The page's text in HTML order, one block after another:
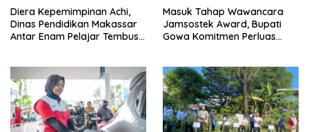
Diera Kepemimpinan Achi,
Dinas Pendidikan Makassar
Antar Enam Pelajar Tembus
Masuk Tahap Wawancara
Jamsostek Award, Bupati
Gowa Komitmen Perluas